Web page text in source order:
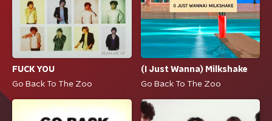
FUCK YOU
Go Back To The Zoo
(I Just Wanna) Milkshake
Go Back To The Zoo